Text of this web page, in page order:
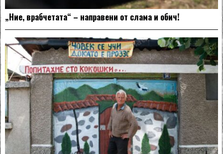
„Ние, врабчетата“ – направени от слама и обич!